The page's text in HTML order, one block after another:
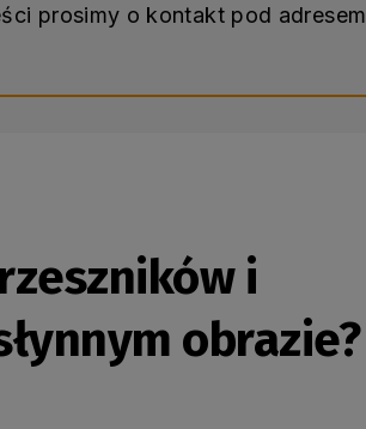
prosimy o kontakt pod adresem
i
obrazie?